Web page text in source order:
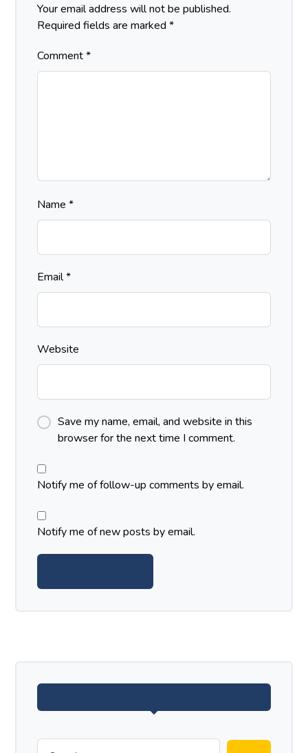
Your email address will not be published.
Required fields are marked*
Comment*
Name*
Email*
Website
Save my name, email, and website in this
browser for the next time I comment.
Notify me of follow-up comments by email.
Notify me of new posts by email.